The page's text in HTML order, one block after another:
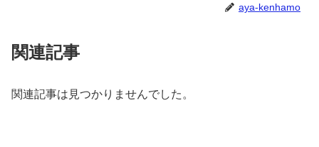
aya-kenhamo
関連記事
関連記事は見つかりませんでした。